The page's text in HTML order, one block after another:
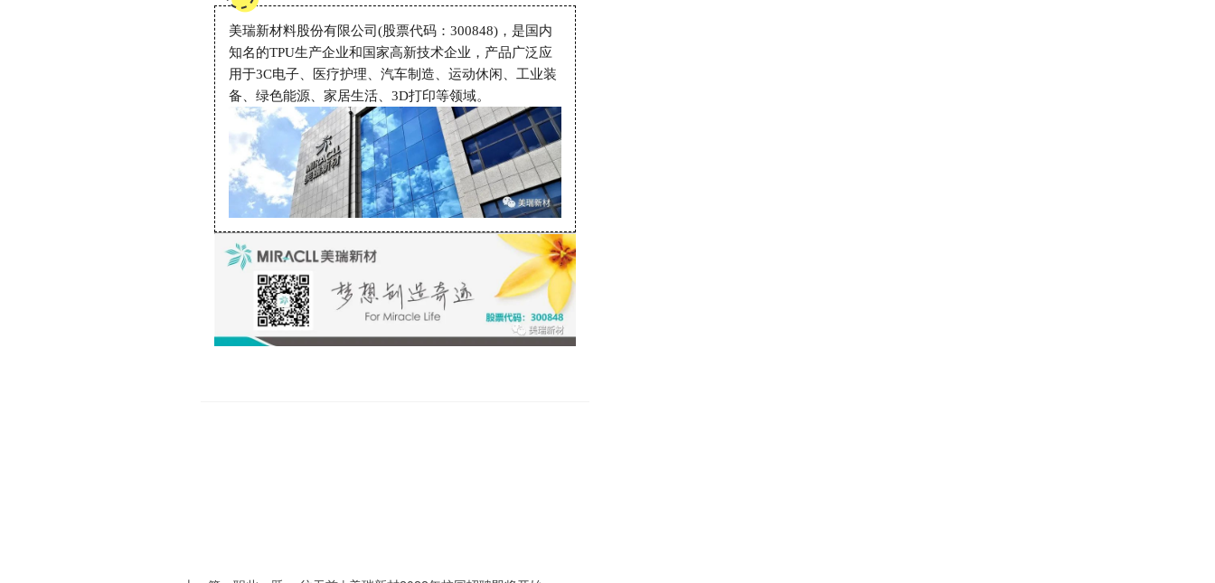
美瑞新材料股份有限公司(股票代码：300848)，是国内
知名的TPU生产企业和国家高新技术企业，产品广泛应
用于3C电子、医疗护理、汽车制造、运动休闲、工业装
备、绿色能源、家居生活、3D打印等领域。